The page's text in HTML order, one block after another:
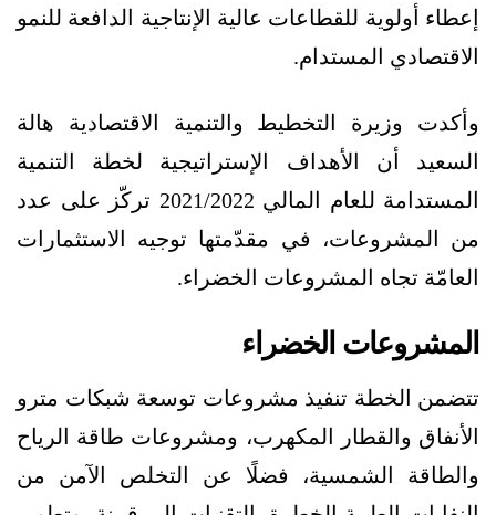
إعطاء أولوية للقطاعات عالية الإنتاجية الدافعة للنمو
الاقتصادي المستدام.
وأكدت وزيرة التخطيط والتنمية الاقتصادية هالة
السعيد أن الأهداف الإستراتيجية لخطة التنمية
المستدامة للعام المالي 2021/2022 تركّز على عدد
من المشروعات، في مقدّمتها توجيه الاستثمارات
العامّة تجاه المشروعات الخضراء.
المشروعات الخضراء
تتضمن الخطة تنفيذ مشروعات توسعة شبكات مترو
الأنفاق والقطار المكهرب، ومشروعات طاقة الرياح
والطاقة الشمسية، فضلًا عن التخلص الآمن من